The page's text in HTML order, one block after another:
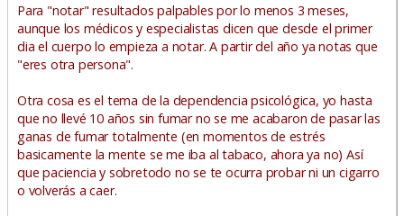
Para "notar" resultados palpables por lo menos 3 meses,
aunque los médicos y especialistas dicen que desde el primer
dia el cuerpo lo empieza a notar. A partir del año ya notas que
"eres otra persona".
Otra cosa es el tema de la dependencia psicológica, yo hasta
que no llevé 10 años sin fumar no se me acabaron de pasar las
ganas de fumar totalmente (en momentos de estrés
basicamente la mente se me iba al tabaco, ahora ya no) Así
que paciencia y sobretodo no se te ocurra probar ni un cigarro
o volverás a caer.